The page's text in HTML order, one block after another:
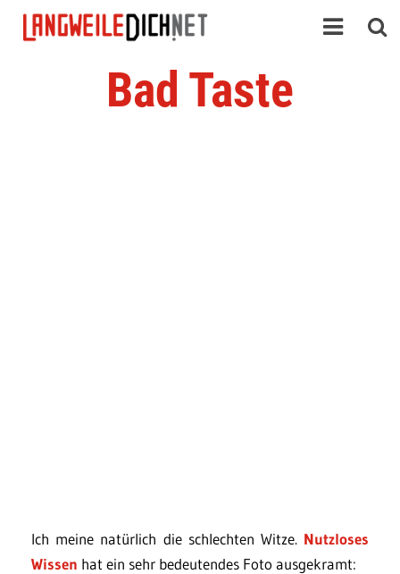
Bad Taste
Ich meine natürlich die schlechten Witze. Nutzloses
Wissen hat ein sehr bedeutendes Foto ausgekramt: